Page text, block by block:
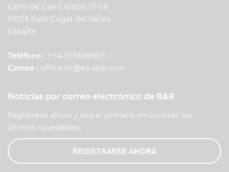
Cami de Can Camps, 17-19
08174 Sant Cugat del Valles
España
Teléfono : +34 935689965
Correo : office.br@es.abb.com
Noticias por correo electrónico de B&R
Regístrese ahora y sea el primero en conocer las
últimas novedades.
REGISTRARSE AHORA